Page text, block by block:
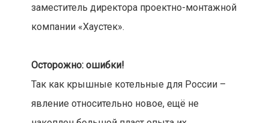
заместитель директора проектно-монтажной
компании «Хаустек».
Осторожно: ошибки!
Так как крышные котельные для России –
явление относительно новое, ещё не